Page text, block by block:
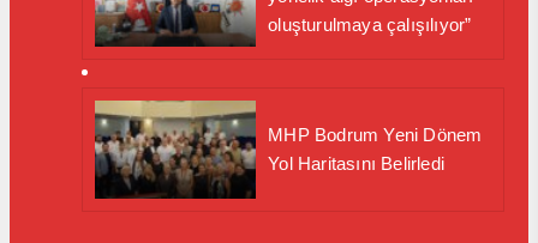
oluşturulmaya çalışılıyor”
MHP Bodrum Yeni Dönem
Yol Haritasını Belirledi